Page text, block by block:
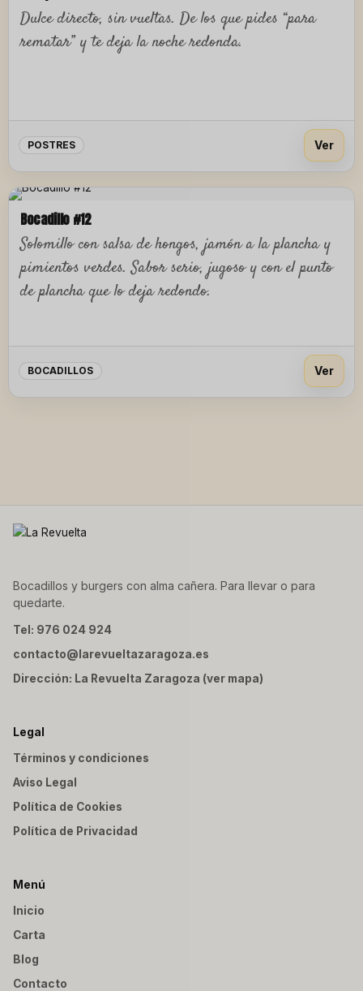
Dulce directo, sin vueltas. De los que pides “para
rematar” y te deja la noche redonda.
POSTRES Ver
Bocadillo #12
Solomillo con salsa de hongos, jamón a la plancha y
pimientos verdes. Sabor serio, jugoso y con el punto
de plancha que lo deja redondo.
BOCADILLOS Ver
Bocadillos y burgers con alma cañera. Para llevar o para
quedarte.
Tel: 976 024 924
contacto@larevueltazaragoza.es
Dirección: La Revuelta Zaragoza (ver mapa)
Legal
Términos y condiciones
Aviso Legal
Política de Cookies
Política de Privacidad
Menú
Inicio
Carta
Blog
Contacto